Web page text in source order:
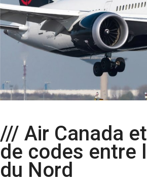
/// Air Canada
de codes entre
du Nord